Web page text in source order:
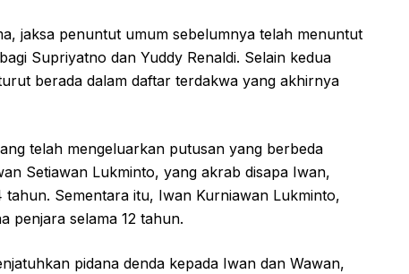
jaksa penuntut umum sebelumnya telah menuntut
Supriyatno dan Yuddy Renaldi. Selain kedua
berada dalam daftar terdakwa yang akhirnya
telah mengeluarkan putusan yang berbeda
Setiawan Lukminto, yang akrab disapa Iwan,
Sementara itu, Iwan Kurniawan Lukminto,
penjara selama 12 tahun.
pidana denda kepada Iwan dan Wawan,